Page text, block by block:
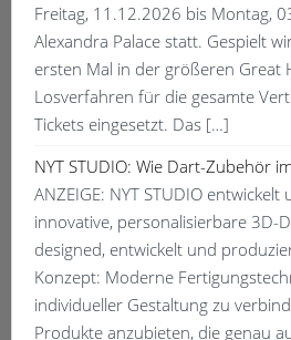
Freitag, 11.12.2026 bis Montag,
Alexandra Palace statt. Gespielt
ersten Mal in der größeren Great
Losverfahren für die gesamte
Tickets eingesetzt. Das […]
NYT STUDIO: Wie Dart-Zubehör
ANZEIGE: NYT STUDIO
innovative, personalisierbare 3D-
designed, entwickelt und
Konzept: Moderne
individueller Gestaltung zu
Produkte anzubieten, die genau